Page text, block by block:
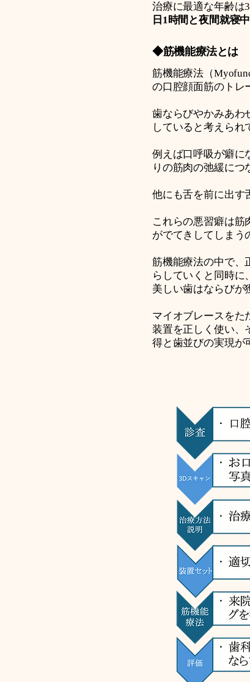
治療に最適な年齢は
日1時間と夜間就寝
◆筋機能療法とは
筋機能療法（
の口腔顔面筋のトレ
歯ならびやかみあわ
していると考えられ
例えば口呼吸が癖に
りの筋肉の弛緩につ
他にも舌を前に出す
これらの悪習癖は筋
がでてきしてしまう
筋機能療法の中で、
らしていくと同時に
美しい歯はならびが
マイオブレースをた
装置を正しく使い、
得と歯並びの実現が